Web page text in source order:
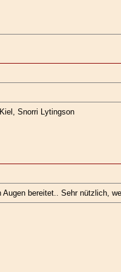
Snorri Lytingson
bereitet.. Sehr nützlich,